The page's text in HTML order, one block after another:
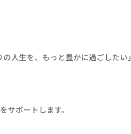
人生を、もっと豊かに過ごしたい」
サポートします。